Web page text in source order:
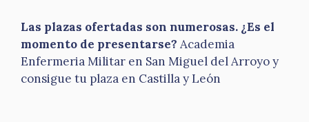
Las plazas ofertadas son numerosas. ¿Es el
momento de presentarse? Academia
Enfermeria Militar en San Miguel del Arroyo y
consigue tu plaza en Castilla y León